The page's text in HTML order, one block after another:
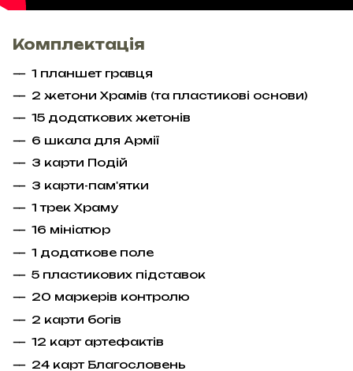
Комплектація
1 планшет гравця
2 жетони Храмів (та пластикові основи)
15 додаткових жетонів
6 шкала для Армії
3 карти Подій
3 карти-пам'ятки
1 трек Храму
16 мініатюр
1 додаткове поле
5 пластикових підставок
20 маркерів контролю
2 карти богів
12 карт артефактів
24 карт Благословень